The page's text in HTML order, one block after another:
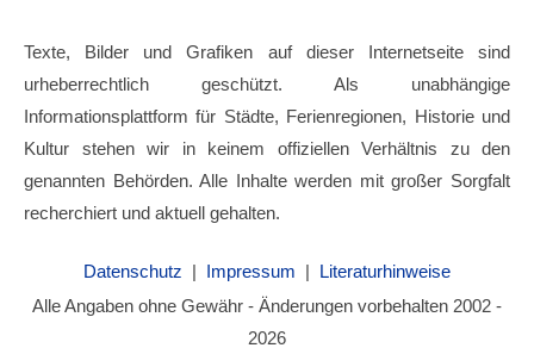
Texte, Bilder und Grafiken auf dieser Internetseite sind
urheberrechtlich geschützt. Als unabhängige
Informationsplattform für Städte, Ferienregionen, Historie und
Kultur stehen wir in keinem offiziellen Verhältnis zu den
genannten Behörden. Alle Inhalte werden mit großer Sorgfalt
recherchiert und aktuell gehalten.
Datenschutz | Impressum | Literaturhinweise
Alle Angaben ohne Gewähr - Änderungen vorbehalten 2002 -
2026